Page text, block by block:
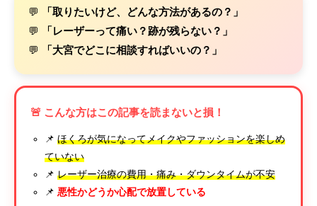
💬
「取りたいけど、どんな方法があるの？」
💬
「レーザーって痛い？跡が残らない？」
💬
「大宮でどこに相談すればいいの？」
🚨 こんな方はこの記事を読まないと損！
📌 ほくろが気になってメイクやファッションを楽しめ
ていない
📌 レーザー治療の費用・痛み・ダウンタイムが不安
📌 悪性かどうか心配で放置している